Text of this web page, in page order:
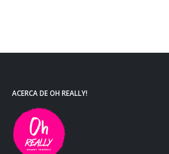
ACERCA DE OH REALLY!